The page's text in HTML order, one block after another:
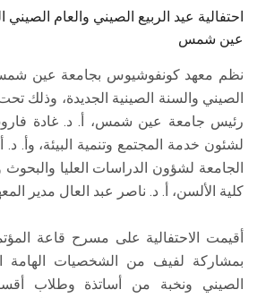
عين شمس
نظم معهد كونفوشيوس بجامعة عين شمس،
الصيني والسنة الصينية الجديدة، وذلك
رئيس جامعة عين شمس، أ. د. غادة
لشئون خدمة المجتمع وتنمية البيئة، وأ.
الجامعة لشؤون الدراسات العليا
كلية الألسن، أ. د. ناصر عبد العال مدير
أقيمت الاحتفالية على مسرح قاعة
بمشاركة لفيف من الشخصيات
الصيني ونخبة من أساتذة وطلاب